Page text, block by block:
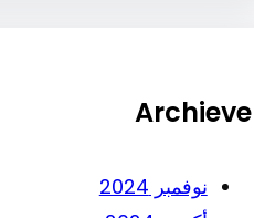
Archieve
نوفمبر 2024